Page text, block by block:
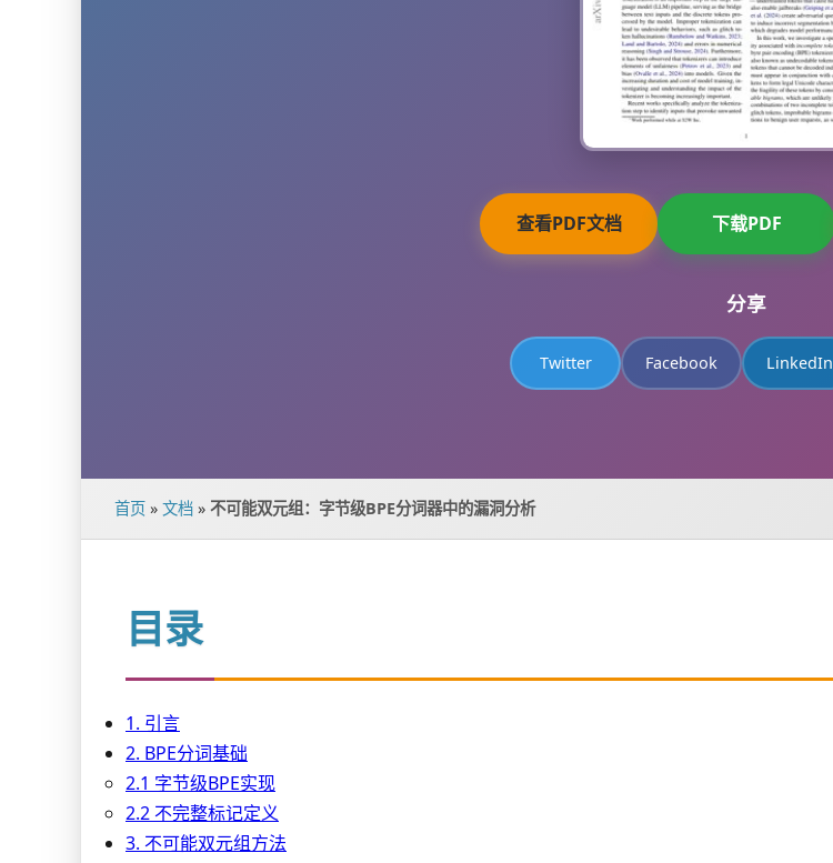
查看PDF文档 下载PDF
分享
Twitter Facebook LinkedIn
首页 » 文档 » 不可能双元组：字节级BPE分词器中的漏洞分析
目录
1. 引言
2. BPE分词基础
2.1 字节级BPE实现
2.2 不完整标记定义
3. 不可能双元组方法